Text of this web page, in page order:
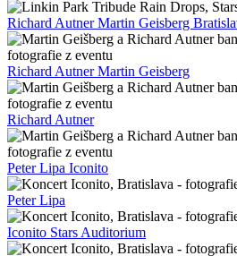
Richard Autner Martin Geisberg
Richard Autner Martin Geisberg
Richard Autner
Peter Lipa Iconito
Peter Lipa
Iconito Stars Auditorium